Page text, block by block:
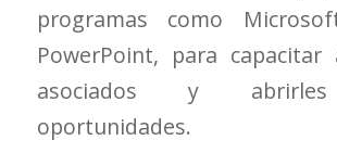
programas como
PowerPoint, para
asociados y
oportunidades.